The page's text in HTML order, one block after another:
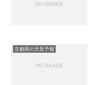
京都府の天気予報